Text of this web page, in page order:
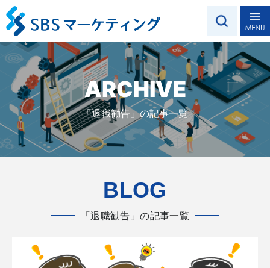
ARCHIVE
「退職勧告」の記事一覧
BLOG
「退職勧告」の記事一覧